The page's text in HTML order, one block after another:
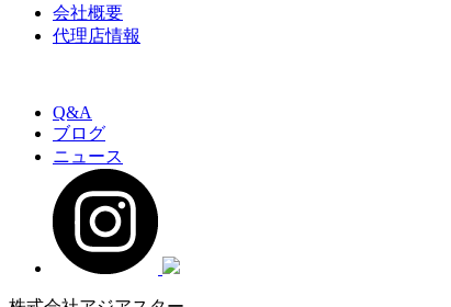
会社概要
代理店情報
Q&A
ブログ
ニュース